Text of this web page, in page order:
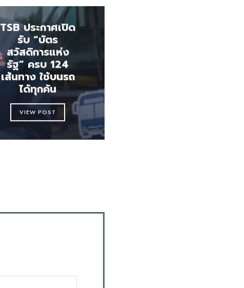
TSB ประกาศเปิด
รับ “บัตร
สวัสดิการแห่ง
รัฐ” ครบ 124
เส้นทาง ใช้บนรถ
ได้ทุกคัน
VIEW POST